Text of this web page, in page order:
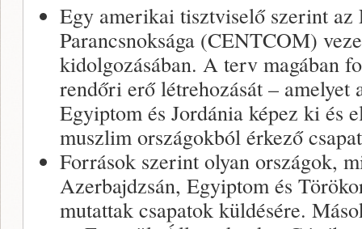
Egy amerikai tisztviselő szerint
Parancsnoksága (CENTCOM)
kidolgozásában. A terv magában
rendőri erő létrehozását –
Egyiptom és Jordánia képez ki és
muszlim országokból érkező
Források szerint olyan országok,
Azerbajdzsán, Egyiptom és
mutattak csapatok küldésére.